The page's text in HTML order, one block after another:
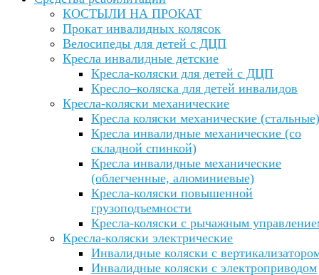
КОСТЫЛИ НА ПРОКАТ
Прокат инвалидных колясок
Велосипеды для детей с ДЦП
Кресла инвалидные детские
Кресла-коляски для детей с ДЦП
Кресло–коляска для детей инвалидов
Кресла-коляски механические
Кресла коляски механические (стальные)
Кресла инвалидные механические (со
складной спинкой)
Кресла инвалидные механические
(облегченные, алюминиевые)
Кресла-коляски повышенной
грузоподъемности
Кресла-коляски с рычажным
Кресла-коляски электрические
Инвалидные коляски с
Инвалидные коляски с электроприводом